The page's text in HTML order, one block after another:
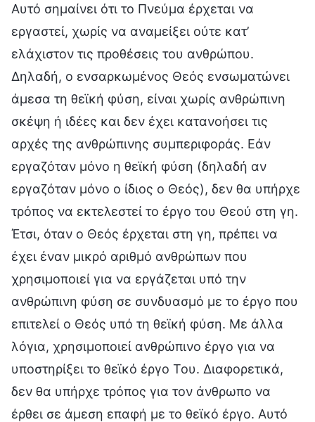
Αυτό σημαίνει ότι το Πνεύμα έρχεται να
εργαστεί, χωρίς να αναμείξει ούτε κατ’
ελάχιστον τις προθέσεις του ανθρώπου.
Δηλαδή, ο ενσαρκωμένος Θεός ενσωματώνει
άμεσα τη θεϊκή φύση, είναι χωρίς ανθρώπινη
σκέψη ή ιδέες και δεν έχει κατανοήσει τις
αρχές της ανθρώπινης συμπεριφοράς. Εάν
εργαζόταν μόνο η θεϊκή φύση (δηλαδή αν
εργαζόταν μόνο ο ίδιος ο Θεός), δεν θα υπήρχε
τρόπος να εκτελεστεί το έργο του Θεού στη γη.
Έτσι, όταν ο Θεός έρχεται στη γη, πρέπει να
έχει έναν μικρό αριθμό ανθρώπων που
χρησιμοποιεί για να εργάζεται υπό την
ανθρώπινη φύση σε συνδυασμό με το έργο που
επιτελεί ο Θεός υπό τη θεϊκή φύση. Με άλλα
λόγια, χρησιμοποιεί ανθρώπινο έργο για να
υποστηρίξει το θεϊκό έργο Του. Διαφορετικά,
δεν θα υπήρχε τρόπος για τον άνθρωπο να
έρθει σε άμεση επαφή με το θεϊκό έργο. Αυτό